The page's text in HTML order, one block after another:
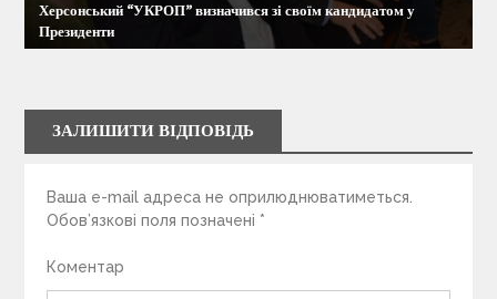
Херсонський “УКРОП” визначився зі своїм кандидатом у
Президенти
ЗАЛИШИТИ ВІДПОВІДЬ
Ваша e-mail адреса не оприлюднюватиметься.
Обов’язкові поля позначені *
Коментар